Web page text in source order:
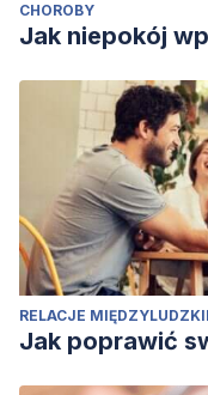
CHOROBY
Jak niepokój
RELACJE
Jak poprawić